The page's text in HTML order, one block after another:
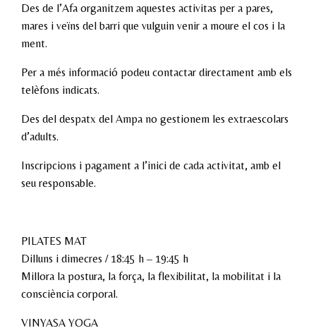
Des de l’Afa organitzem aquestes activitas per a pares,
mares i veïns del barri que vulguin venir a moure el cos i la
ment.
Per a més informació podeu contactar directament amb els
telèfons indicats.
Des del despatx del Ampa no gestionem les extraescolars
d’adults.
Inscripcions i pagament a l’inici de cada activitat, amb el
seu responsable.
PILATES MAT
Dilluns i dimecres / 18:45 h – 19:45 h
Millora la postura, la força, la flexibilitat, la mobilitat i la
consciència corporal.
VINYASA YOGA